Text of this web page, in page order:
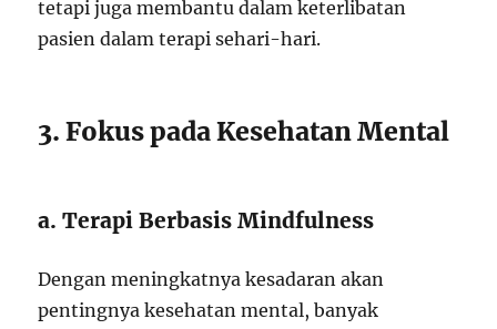
tetapi juga membantu dalam keterlibatan
pasien dalam terapi sehari-hari.
3. Fokus pada Kesehatan Mental
a. Terapi Berbasis Mindfulness
Dengan meningkatnya kesadaran akan
pentingnya kesehatan mental, banyak